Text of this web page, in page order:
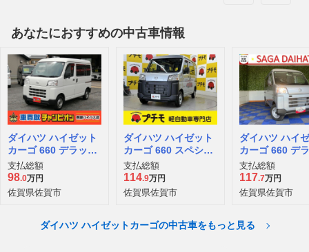
あなたにおすすめの中古車情報
ダイハツ ハイゼット
カーゴ 660 デラック
ス
支払総額
98.0万円
佐賀県佐賀市
ダイハツ ハイゼット
カーゴ 660 スペシャ
ル
支払総額
114.9万円
佐賀県佐賀市
ダイハツ ハイ
カーゴ 660 デ
ス
支払総額
117.7万円
佐賀県佐賀市
ダイハツ ハイゼットカーゴの中古車をもっと見る